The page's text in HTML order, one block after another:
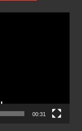
00:31